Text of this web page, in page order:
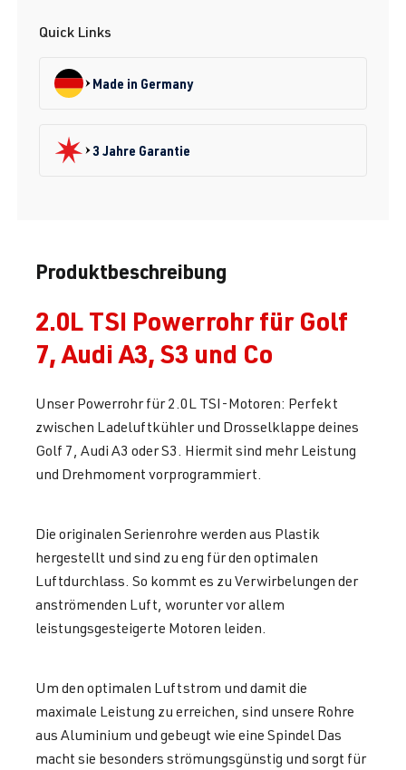
Quick Links
Made in Germany
3 Jahre Garantie
Produktbeschreibung
2.0L TSI Powerrohr für Golf
7, Audi A3, S3 und Co
Unser Powerrohr für 2.0L TSI-Motoren: Perfekt
zwischen Ladeluftkühler und Drosselklappe deines
Golf 7, Audi A3 oder S3. Hiermit sind mehr Leistung
und Drehmoment vorprogrammiert.
Die originalen Serienrohre werden aus Plastik
hergestellt und sind zu eng für den optimalen
Luftdurchlass. So kommt es zu Verwirbelungen der
anströmenden Luft, worunter vor allem
leistungsgesteigerte Motoren leiden.
Um den optimalen Luftstrom und damit die
maximale Leistung zu erreichen, sind unsere Rohre
aus Aluminium und gebeugt wie eine Spindel Das
macht sie besonders strömungsgünstig und sorgt für